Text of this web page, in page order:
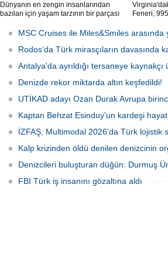
Dünyanın en zengin insanlarından
bazıları için yaşam tarzının bir parçası
zamanda kendi yat limanı, helikopter
özel adadır.
Feneri,
üretebilen
MSC Cruises ile Miles&Smiles arasında
Rodos’da Türk mirasçıların davasında
Antalya'da ayrıldığı tersaneye kaynakçı
Denizde rekor miktarda altın keşfedildi!
UTİKAD adayı Ozan Durak Avrupa
Kaptan Behzat Esinduy'un kardeşi
İZFAŞ, Multimodal 2026'da Türk lojistik
Kalp krizinden öldü denilen denizcinin
Denizcileri buluşturan düğün: Durmuş
FBI Türk iş insanını gözaltına aldı